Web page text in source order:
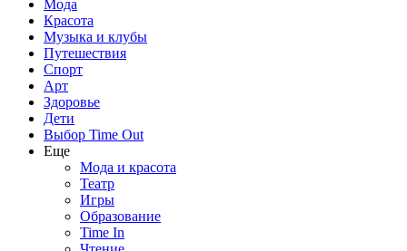
Мода
Красота
Музыка и клубы
Путешествия
Спорт
Арт
Здоровье
Дети
Выбор Time Out
Еще
Мода и красота
Театр
Игры
Образование
Time In